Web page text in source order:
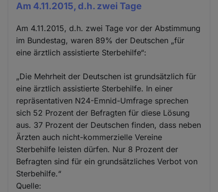
Am 4.11.2015, d.h. zwei Tage
Am 4.11.2015, d.h. zwei Tage vor der Abstimmung
im Bundestag, waren 89% der Deutschen „für
eine ärztlich assistierte Sterbehilfe“:
„Die Mehrheit der Deutschen ist grundsätzlich für
eine ärztlich assistierte Sterbehilfe. In einer
repräsentativen N24-Emnid-Umfrage sprechen
sich 52 Prozent der Befragten für diese Lösung
aus. 37 Prozent der Deutschen finden, dass neben
Ärzten auch nicht-kommerzielle Vereine
Sterbehilfe leisten dürfen. Nur 8 Prozent der
Befragten sind für ein grundsätzliches Verbot von
Sterbehilfe.“
Quelle: